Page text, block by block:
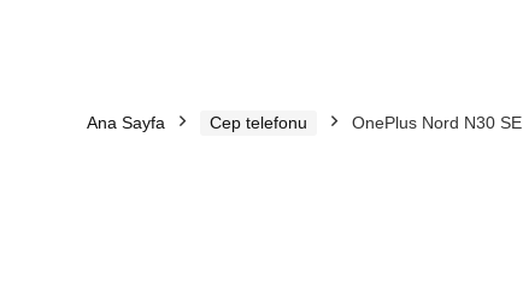
Ana Sayfa Cep telefonu OnePlus Nord N30 SE